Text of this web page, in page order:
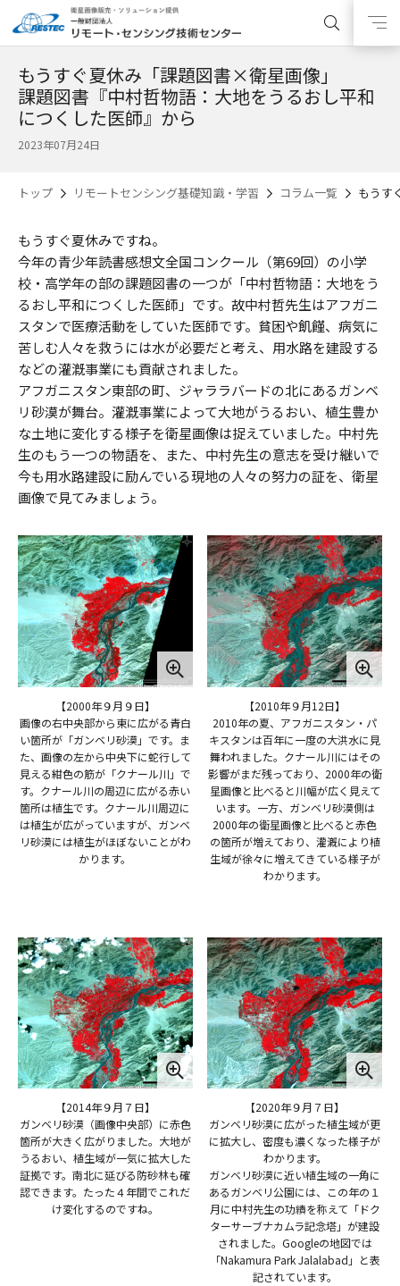
もうすぐ夏休み「課題図書×衛星画像」
課題図書『中村哲物語：大地をうるおし平和
につくした医師』から
2023年07月24日
トップ リモートセンシング基礎知識・学習 コラム一覧 もうす
もうすぐ夏休みですね。
今年の青少年読書感想文全国コンクール（第69回）の小学
校・高学年の部の課題図書の一つが「中村哲物語：大地をう
るおし平和につくした医師」です。故中村哲先生はアフガニ
スタンで医療活動をしていた医師です。貧困や飢饉、病気に
苦しむ人々を救うには水が必要だと考え、用水路を建設する
などの灌漑事業にも貢献されました。
アフガニスタン東部の町、ジャララバードの北にあるガンベ
リ砂漠が舞台。灌漑事業によって大地がうるおい、植生豊か
な土地に変化する様子を衛星画像は捉えていました。中村先
生のもう一つの物語を、また、中村先生の意志を受け継いで
今も用水路建設に励んでいる現地の人々の努力の証を、衛星
画像で見てみましょう。
【2000年９月９日】
画像の右中央部から東に広がる青白
い箇所が「ガンベリ砂漠」です。ま
た、画像の左から中央下に蛇行して
見える紺色の筋が「クナール川」で
す。クナール川の周辺に広がる赤い
箇所は植生です。クナール川周辺に
は植生が広がっていますが、ガンベ
リ砂漠には植生がほぼないことがわ
かります。
【2010年９月12日】
2010年の夏、アフガニスタン・パ
キスタンは百年に一度の大洪水に見
舞われました。クナール川にはその
影響がまだ残っており、2000年の衛
星画像と比べると川幅が広く見えて
います。一方、ガンベリ砂漠側は
2000年の衛星画像と比べると赤色
の箇所が増えており、灌漑により植
生域が徐々に増えてきている様子が
わかります。
【2014年９月７日】
ガンベリ砂漠（画像中央部）に赤色
箇所が大きく広がりました。大地が
うるおい、植生域が一気に拡大した
証拠です。南北に延びる防砂林も確
認できます。たった４年間でこれだ
け変化するのですね。
【2020年９月７日】
ガンベリ砂漠に広がった植生域が更
に拡大し、密度も濃くなった様子が
わかります。
ガンベリ砂漠に近い植生域の一角に
あるガンベリ公園には、この年の１
月に中村先生の功績を称えて「ドク
ターサーブナカムラ記念塔」が建設
されました。Googleの地図では
「Nakamura Park Jalalabad」と表
記されています。